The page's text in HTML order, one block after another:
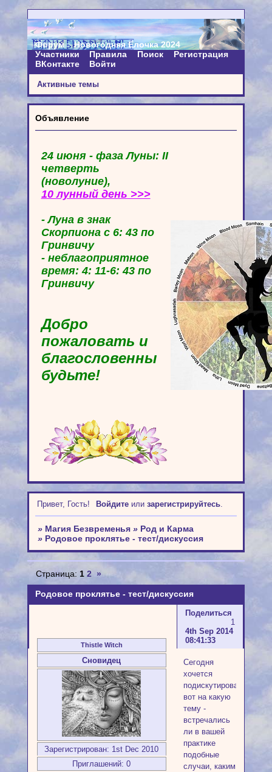
Форум
Новогодняя Ёлочка 2024
Участники
Правила Поиск
Регистрация
ВКонтакте
Войти
Активные темы
Объявление
24 июня - фаза Луны: II
четверть
(новолуние),
10 лунный день >>>
- Луна в знак
Скорпиона с 6: 43 по
Гринвичу
- неблагоприятное
время: 4: 11-6: 43 по
Гринвичу
Добро
пожаловать и
благословенны
будьте!
Привет, Гость! Войдитеили зарегистрируйтесь.
» Магия Безвременья » Род и Карма
» Родовое проклятье - тест/дискуссия
Родовое проклятье - тест/дискуссия
Страница: 1 2 »
Поделиться
1
4th Sep 2014
08:41:33
Thistle Witch
Сновидец
Зарегистрирован: 1st Dec 2010
Приглашений: 0
Сегодня
хочется
подискутировать
вот на какую
тему -
встречались
ли в вашей
практике
подобные
случаи, каким